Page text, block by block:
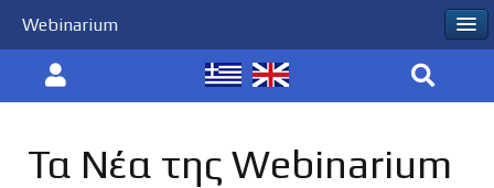
Τα Νέα της Webinarium
Webinarium